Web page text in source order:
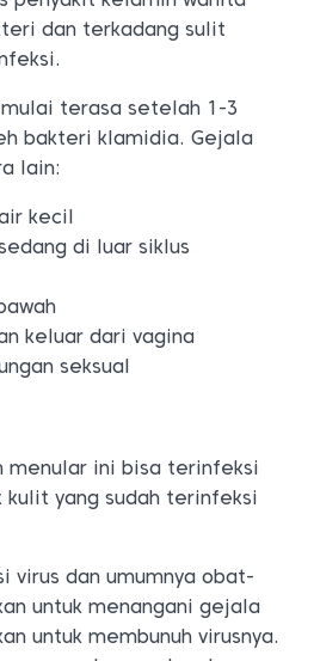
dan terkadang sulit
terasa setelah 1-3
bakteri klamidia. Gejala
lain:
kecil
di luar siklus
keluar dari vagina
seksual
menular ini bisa terinfeksi
kulit yang sudah terinfeksi
virus dan umumnya obat-
untuk menangani gejala
untuk membunuh virusnya.